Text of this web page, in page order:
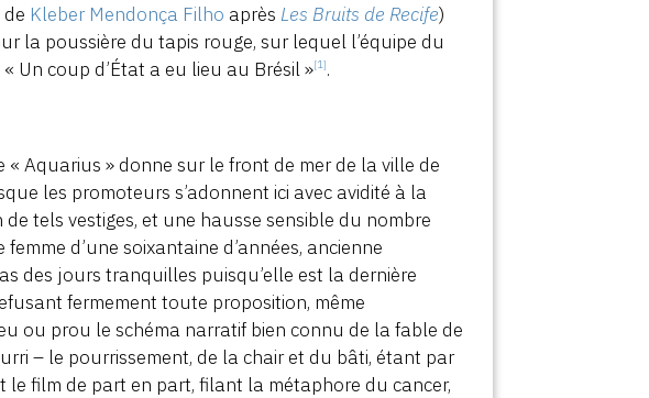
Kleber Mendonça Filho aprèsLes Bruits de Recife)
la poussière du tapis rouge, sur lequel l’équipe du
Un coup d’État a eu lieu au Brésil »[1].
Aquarius » donne sur le front de mer de la ville de
les promoteurs s’adonnent ici avec avidité à la
tels vestiges, et une hausse sensible du nombre
d’une soixantaine d’années, ancienne
des jours tranquilles puisqu’elle est la dernière
fermement toute proposition, même
ou prou le schéma narratif bien connu de la fable de
– le pourrissement, de la chair et du bâti, étant par
film de part en part, filant la métaphore du cancer,